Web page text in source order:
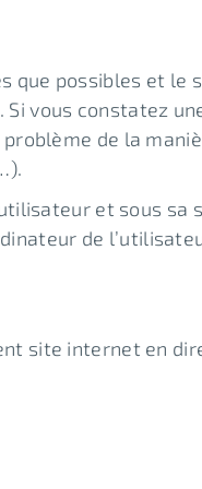
que possibles et
vous constatez
de la
et sous
de
site internet en